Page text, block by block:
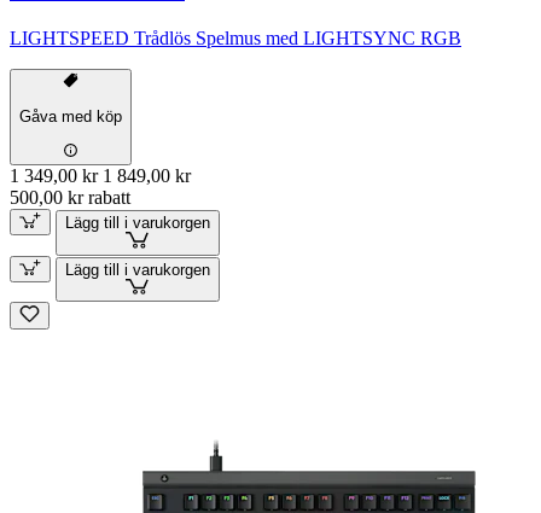
LIGHTSPEED Trådlös Spelmus med LIGHTSYNC RGB
Gåva med köp
1 349,00 kr 1 849,00 kr
500,00 kr rabatt
Lägg till i varukorgen
Lägg till i varukorgen